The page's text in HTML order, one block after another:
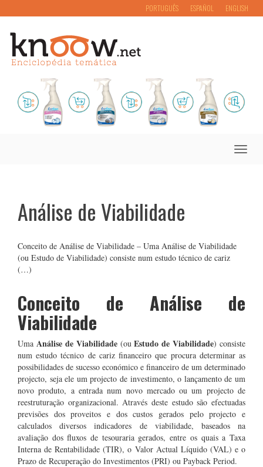
PORTUGUÊS ESPAÑOL ENGLISH
Toggle
Análise de Viabilidade
Conceito de Análise de Viabilidade – Uma Análise de Viabilidade
(ou Estudo de Viabilidade) consiste num estudo técnico de cariz
(…)
Conceito de Análise de
Viabilidade
Uma Análise de Viabilidade(ouEstudo de Viabilidade) consiste
num estudo técnico de cariz financeiro que procura determinar as
possibilidades de sucesso económico e financeiro de um determinado
projecto, seja ele um projecto de investimento, o lançamento de um
novo produto, a entrada num novo mercado ou um projecto de
reestruturação organizacional. Através deste estudo são efectuadas
previsões dos proveitos e dos custos gerados pelo projecto e
calculados diversos indicadores de viabilidade, baseados na
avaliação dos fluxos de tesouraria gerados, entre os quais a Taxa
Interna de Rentabilidade (TIR), o Valor Actual Líquido (VAL) e o
Prazo de Recuperação do Investimentos (PRI) ou Payback Period.